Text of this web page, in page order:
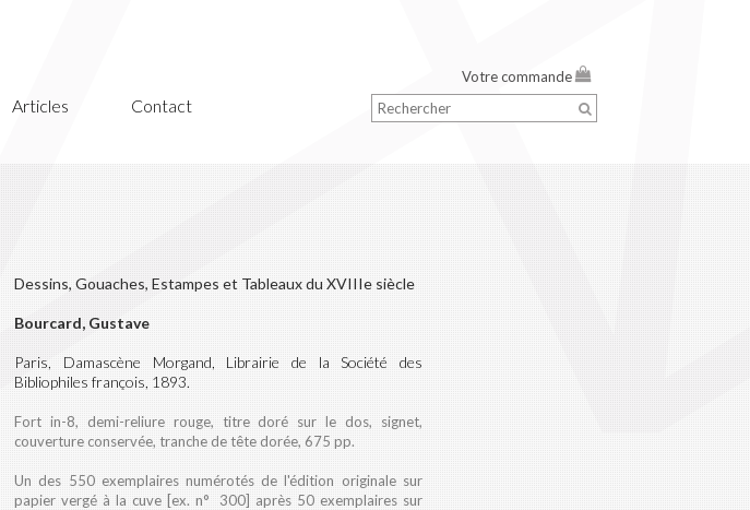
Articles Contact
Votre commande
Dessins, Gouaches, Estampes et Tableaux du XVIIIe siècle
Bourcard, Gustave
Paris, Damascène Morgand, Librairie de la Société des
Bibliophiles françois, 1893.
Fort in-8, demi-reliure rouge, titre doré sur le dos, signet,
couverture conservée, tranche de tête dorée, 675 pp.
Un des 550 exemplaires numérotés de l'édition originale sur
papier vergé à la cuve [ex. n° 300] après 50 exemplaires sur